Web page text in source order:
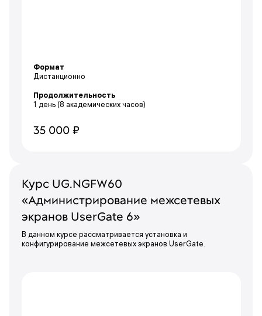
Формат
Дистанционно
Продолжительность
1 день(8 академических часов)
35 000 ₽
Курс UG.NGFW60
«Администрирование межсетевых
экранов UserGate 6»
В данном курсе рассматривается установка и
конфигурирование межсетевых экранов UserGate.